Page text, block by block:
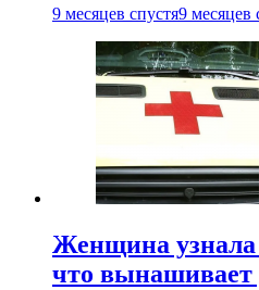
9 месяцев спустя9 месяцев
Женщина
что вынашивает